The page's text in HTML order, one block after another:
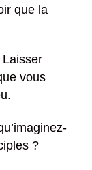
que la
vous
?